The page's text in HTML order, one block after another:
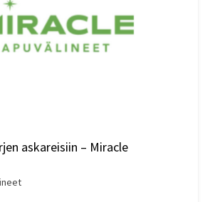
askareisiin – Miracle